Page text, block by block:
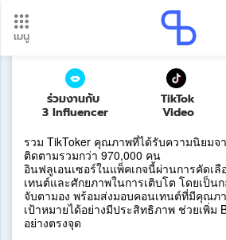
เมนู
อัปเดตใหม่ ต้องดู! รอบโอนเงินปี 2569
TIKTOK Rising
ร่วมงานกับ
3 Influencer
TikTok
Video
รวม TikToker คุณภาพที่ได้รับความนิยมจ
ติดตามรวมกว่า 970,000 คน
อินฟลูเอนเซอร์ในแพ็คเกจนี้ผ่านการคัดเ
เทนต์และศักยภาพในการเติบโต โดยเป็น
จับตามอง พร้อมส่งมอบคอนเทนต์ที่มีคุณภ
เป้าหมายได้อย่างมีประสิทธิภาพ ช่วยเพิ่ม
อย่างตรงจุด